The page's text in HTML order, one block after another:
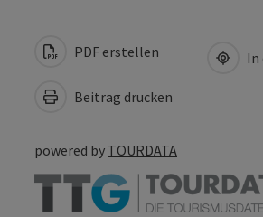
PDF erstellen
Beitrag drucken
In
powered by TOURDATA